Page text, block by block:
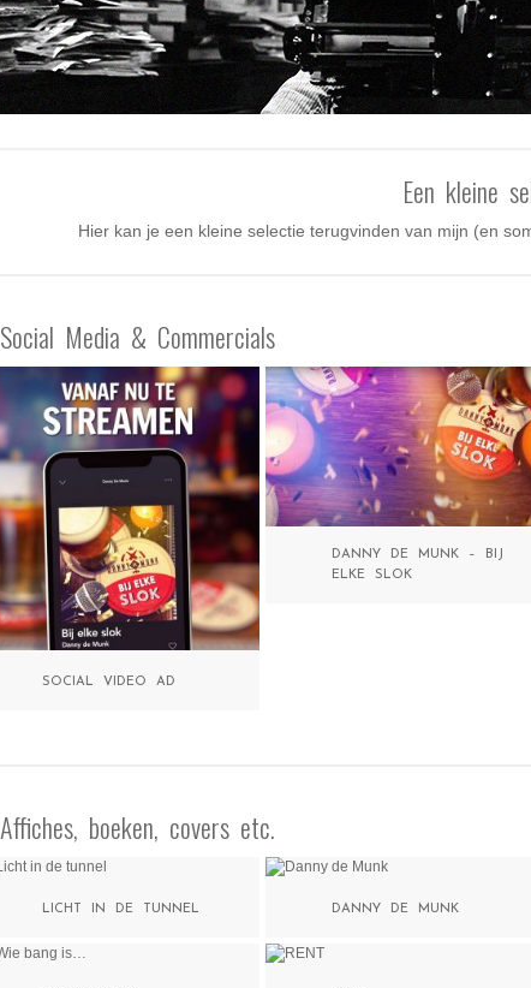
Een kleine
Hier kan je een kleine selectie terugvinden van mijn (en
Social Media & Commercials
SOCIAL VIDEO AD
DANNY DE MUNK – BIJ
ELKE SLOK
Affiches, boeken, covers etc.
LICHT IN DE TUNNEL DANNY DE MUNK